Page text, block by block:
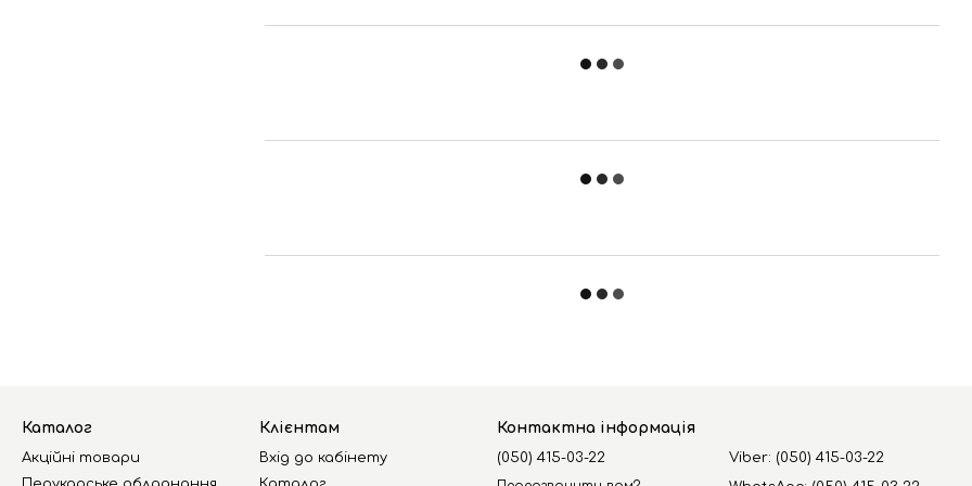
Каталог
Акційні товари
Клієнтам
Вхід до кабінету
Контактна інформація
(050) 415-03-22
Viber: (050) 415-03-22